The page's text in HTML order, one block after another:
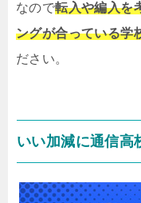
なので転入や編入を
ングが合っている学
ださい。
いい加減に通信高